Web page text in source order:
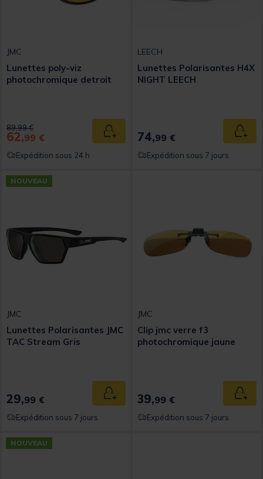
JMC
Lunettes poly-viz
photochromique detroit
Price reduced from
89,99 €to
62,99 € Ajouter au panier
Expédition sous 24 h
LEECH
Lunettes Polarisantes H4X
NIGHT LEECH
74,99 €
Expédition sous 7 jours
NOUVEAU
JMC
Lunettes Polarisantes JMC
TAC Stream Gris
29,99 € Ajouter au panier
Expédition sous 7 jours
JMC
Clip jmc verre f3
photochromique jaune
39,99 €
Expédition sous 7 jours
NOUVEAU